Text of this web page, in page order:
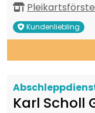
Kundenliebling
Karl Scholl